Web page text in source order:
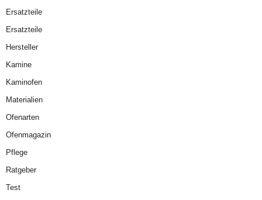
Ersatzteile
Ersatzteile
Hersteller
Kamine
Kaminofen
Materialien
Ofenarten
Ofenmagazin
Pflege
Ratgeber
Test